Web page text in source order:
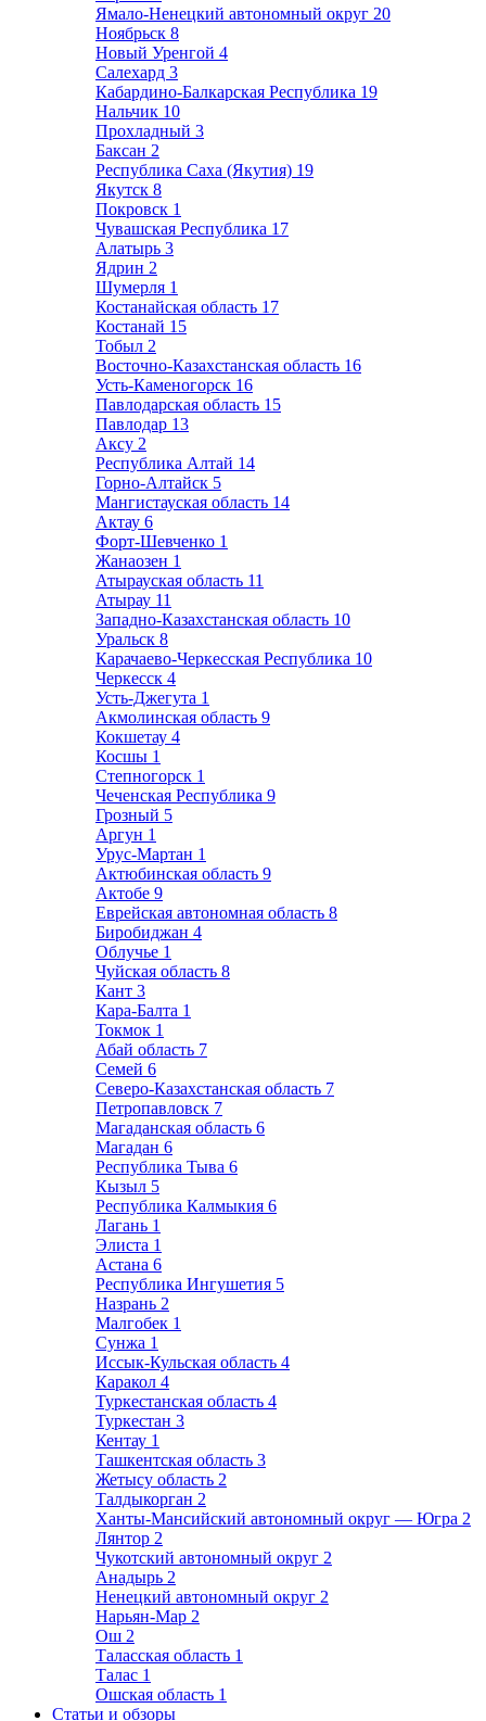
Ямало-Ненецкий автономный округ 20
Ноябрьск 8
Новый Уренгой 4
Салехард 3
Кабардино-Балкарская Республика 19
Нальчик 10
Прохладный 3
Баксан 2
Республика Саха (Якутия) 19
Якутск 8
Покровск 1
Чувашская Республика 17
Алатырь 3
Ядрин 2
Шумерля 1
Костанайская область 17
Костанай 15
Тобыл 2
Восточно-Казахстанская область 16
Усть-Каменогорск 16
Павлодарская область 15
Павлодар 13
Аксу 2
Республика Алтай 14
Горно-Алтайск 5
Мангистауская область 14
Актау 6
Форт-Шевченко 1
Жанаозен 1
Атырауская область 11
Атырау 11
Западно-Казахстанская область 10
Уральск 8
Карачаево-Черкесская Республика 10
Черкесск 4
Усть-Джегута 1
Акмолинская область 9
Кокшетау 4
Косшы 1
Степногорск 1
Чеченская Республика 9
Грозный 5
Аргун 1
Урус-Мартан 1
Актюбинская область 9
Актобе 9
Еврейская автономная область 8
Биробиджан 4
Облучье 1
Чуйская область 8
Кант 3
Кара-Балта 1
Токмок 1
Абай область 7
Семей 6
Северо-Казахстанская область 7
Петропавловск 7
Магаданская область 6
Магадан 6
Республика Тыва 6
Кызыл 5
Республика Калмыкия 6
Лагань 1
Элиста 1
Астана 6
Республика Ингушетия 5
Назрань 2
Малгобек 1
Сунжа 1
Иссык-Кульская область 4
Каракол 4
Туркестанская область 4
Туркестан 3
Кентау 1
Ташкентская область 3
Жетысу область 2
Талдыкорган 2
Ханты-Мансийский автономный округ — Югра 2
Лянтор 2
Чукотский автономный округ 2
Анадырь 2
Ненецкий автономный округ 2
Нарьян-Мар 2
Ош 2
Таласская область 1
Талас 1
Ошская область 1
Статьи и обзоры